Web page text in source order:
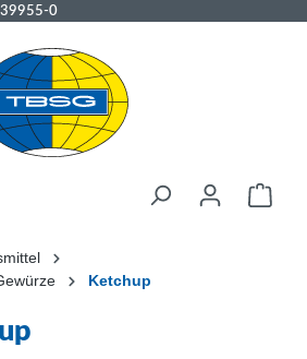
0
Ketchup